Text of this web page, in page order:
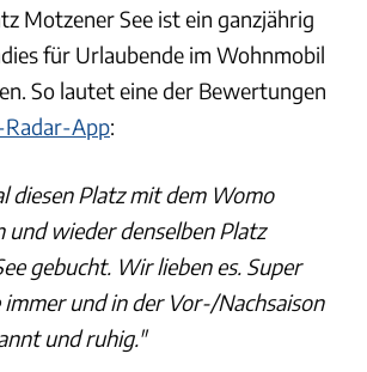
Motzener See ist ein ganzjährig
für Urlaubende im Wohnmobil
So lautet eine der Bewertungen
App:
diesen Platz mit dem Womo
und wieder denselben Platz
gebucht. Wir lieben es. Super
und in der Vor-/Nachsaison
und ruhig."